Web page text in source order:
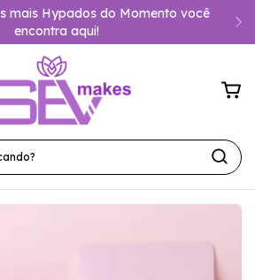
mais Hypados do Momento você
encontra aqui!